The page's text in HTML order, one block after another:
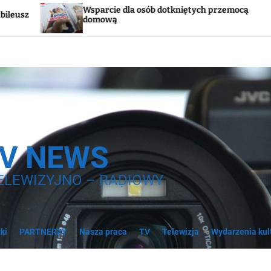
dla osób dotkniętych przemocą
Godzina „W”.
NEWS
– RADIOWY
PARTNERZY Nasza praca TV Telewizja Wydarzenia